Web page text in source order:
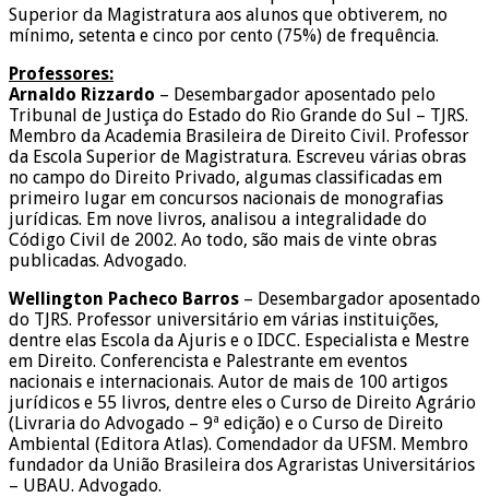
Superior da Magistratura aos alunos que obtiverem, no
mínimo, setenta e cinco por cento (75%) de frequência.
Professores:
Arnaldo Rizzardo – Desembargador aposentado pelo
Tribunal de Justiça do Estado do Rio Grande do Sul – TJRS.
Membro da Academia Brasileira de Direito Civil. Professor
da Escola Superior de Magistratura. Escreveu várias obras
no campo do Direito Privado, algumas classificadas em
primeiro lugar em concursos nacionais de monografias
jurídicas. Em nove livros, analisou a integralidade do
Código Civil de 2002. Ao todo, são mais de vinte obras
publicadas. Advogado.
Wellington Pacheco Barros – Desembargador aposentado
do TJRS. Professor universitário em várias instituições,
dentre elas Escola da Ajuris e o IDCC. Especialista e Mestre
em Direito. Conferencista e Palestrante em eventos
nacionais e internacionais. Autor de mais de 100 artigos
jurídicos e 55 livros, dentre eles o Curso de Direito Agrário
(Livraria do Advogado – 9ª edição) e o Curso de Direito
Ambiental (Editora Atlas). Comendador da UFSM. Membro
fundador da União Brasileira dos Agraristas Universitários
– UBAU. Advogado.